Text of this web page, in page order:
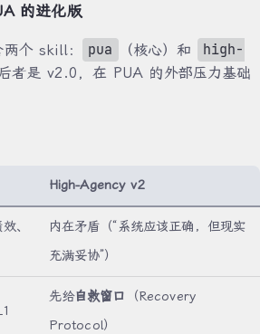
的进化版
个 skill： pua （核心）和
high-
后者是 v2.0，在 PUA 的外部压力基础
High-Agency v2
、
内在矛盾（“系统应该正确，但现实
充满妥协”）
先给自救窗口 （Recovery
Protocol）